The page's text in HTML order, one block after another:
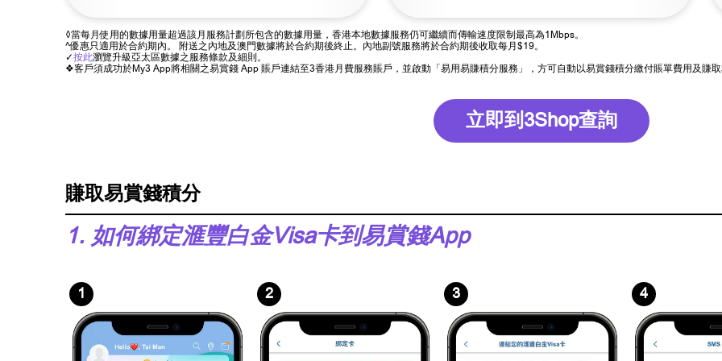
◊當每月使用的數據用量超過該月服務計劃所包含的數據用量，香港本地數據服務仍可繼續而傳輸速度限制最高為1Mbps。
^優惠只適用於合約期內。 附送之內地及澳門數據將於合約期後終止。內地副號服務將於合約期後收取每月$19。
✓按此瀏覽升級亞太區數據之服務條款及細則。
❖客戶須成功於My3 App將相關之易賞錢 App 賬戶連結至3香港月費服務賬戶，並啟動「易用易賺積分服務」，方可自動以易賞錢積分繳付賬單費用及賺
立即到3Shop查詢
賺取易賞錢積分
1. 如何綁定滙豐白金Visa卡到易賞錢App
1 2 3 4